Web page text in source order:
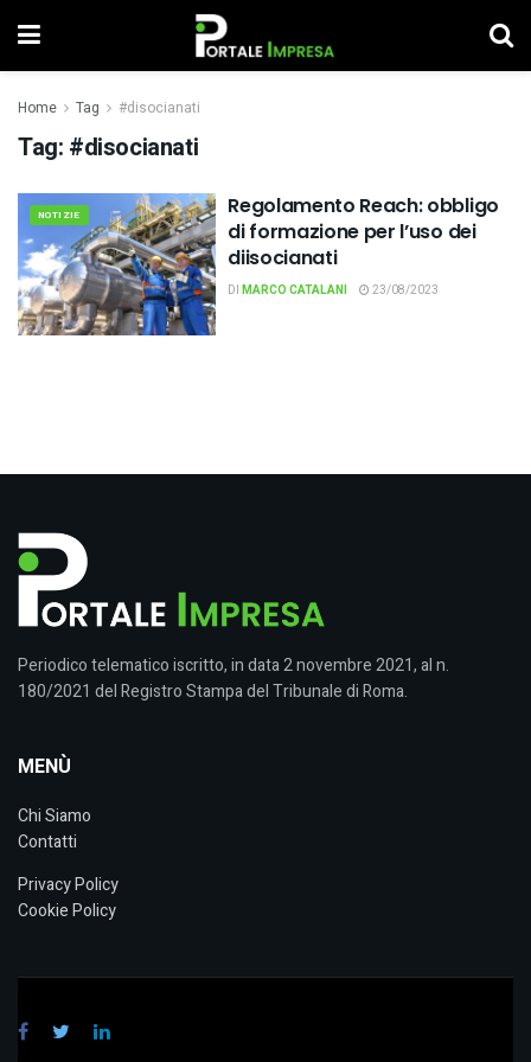
Home Tag #disocianati
Tag: #disocianati
NOTIZIE
Regolamento Reach: obbligo
di formazione per l’uso dei
diisocianati
DI MARCO CATALANI 23/08/2023
Periodico telematico iscritto, in data 2 novembre 2021, al n.
180/2021 del Registro Stampa del Tribunale di Roma.
MENÙ
Chi Siamo
Contatti
Privacy Policy
Cookie Policy